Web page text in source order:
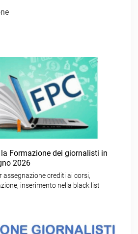
Formazione dei giornalisti in
2026
assegnazione crediti ai corsi,
inserimento nella black list